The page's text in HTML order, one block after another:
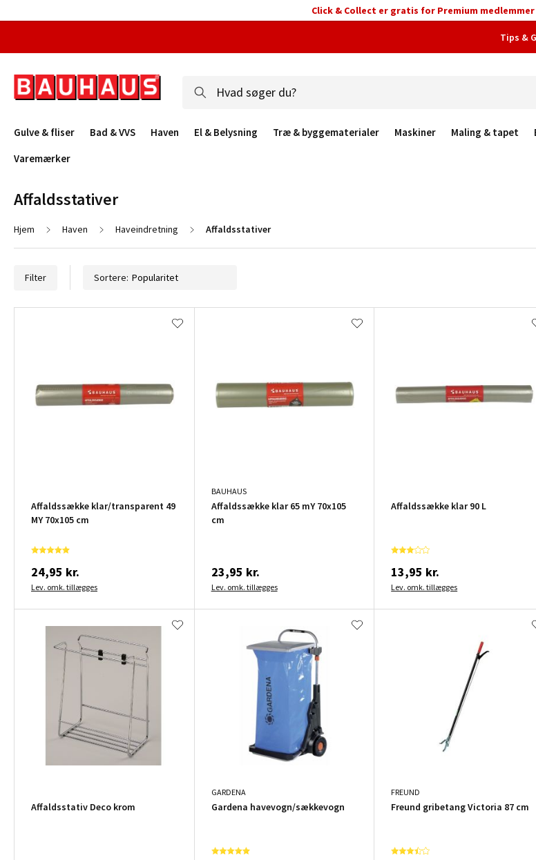
Click & Collect er gratis for Premium medlemmer
Tips &
Gulve & fliser Bad & VVS Haven El & Belysning Træ & byggematerialer Maskiner Maling & tapet
Varemærker
Filter Sortere:
Affaldssække klar/transparent 49
MY 70x105 cm
24,95 kr.
Lev. omk. tillægges
BAUHAUS
Affaldssække klar 65 mY 70x105
cm
23,95 kr.
Lev. omk. tillægges
Affaldssække klar 90 L
13,95 kr.
Lev. omk. tillægges
Affaldsstativ Deco krom
GARDENA
Gardena havevogn/sækkevogn
FREUND
Freund gribetang Victoria 87 cm
Affaldsstativer
Hjem Haven Haveindretning Affaldsstativer